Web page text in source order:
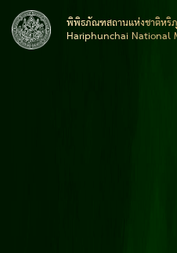
พิพิธภัณฑสถานแห่งชาติหริ
Hariphunchai National